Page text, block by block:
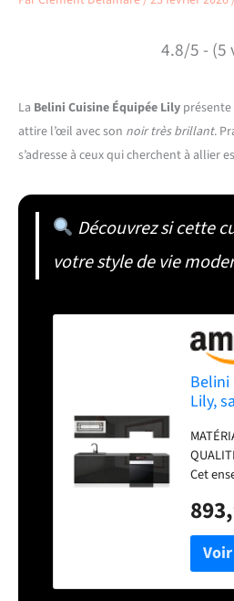
4.8/5 - (5
La Belini Cuisine Équipée Lily
attire l’œil avec son noir très brillant.
s’adresse à ceux qui cherchent à allier
Découvrez si cette
votre style de vie
Belini
Lily,
Cet
séduit
finition
Tous